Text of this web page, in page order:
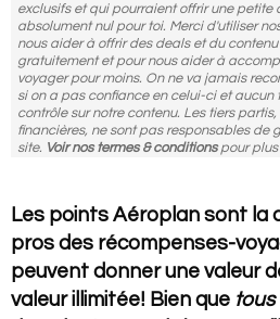
exclusifs et qui pourraient offrir une petite
absolument nul pour toi. Merci d'utiliser
nous aider à offrir des deals et du
gratuitement et pour nous aider à
voyager pour moins. On ne va jamais
si on a pas confiance en celui-ci et
contrôle sur notre contenu. Les tiers
financières, ne sont pas responsables de
site. Voir nos termes & conditionspour plus
Les points Aéroplan sont la
pros des récompenses-
peuvent donner une valeur
valeur illimitée! Bien que tous